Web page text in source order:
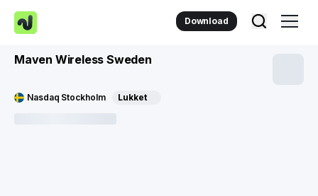
Download
Maven Wireless Sweden
Nasdaq Stockholm Lukket